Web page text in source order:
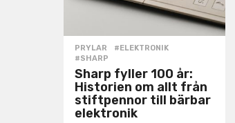
PRYLAR #ELEKTRONIK
#SHARP
Sharp fyller 100 år:
Historien om allt från
stiftpennor till bärbar
elektronik